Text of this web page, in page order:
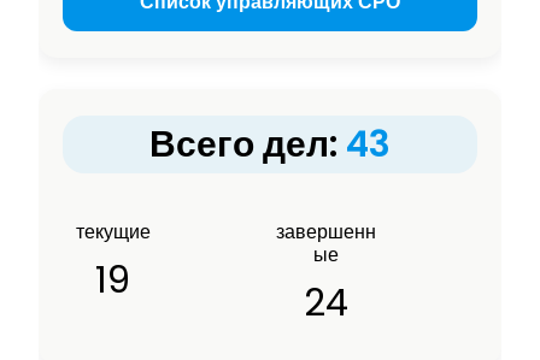
Всего дел: 43
текущие
19
завершенн
ые
24